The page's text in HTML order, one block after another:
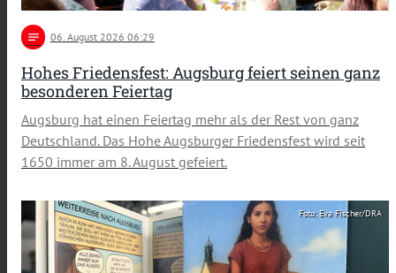
notes 06. August 2026 06:29
Hohes Friedensfest: Augsburg feiert seinen ganz
besonderen Feiertag
Augsburg hat einen Feiertag mehr als der Rest von ganz
Deutschland. Das Hohe Augsburger Friedensfest wird seit
1650 immer am 8. August gefeiert.
Foto: Eva Fischer/DRA